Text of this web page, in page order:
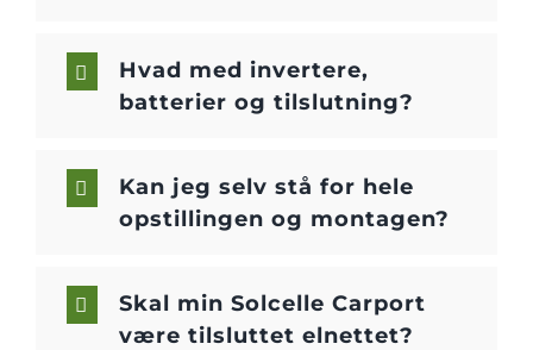
Hvad med invertere,
batterier og tilslutning?
Kan jeg selv stå for hele
opstillingen og montagen?
Skal min Solcelle Carport
være tilsluttet elnettet?